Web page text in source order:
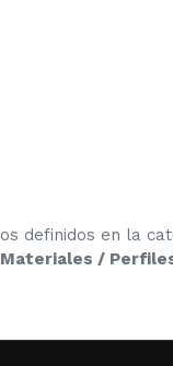
definidos en la
Materiales /